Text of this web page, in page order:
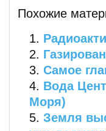
Похожие
Cамое
Вода
Моря)
Земля